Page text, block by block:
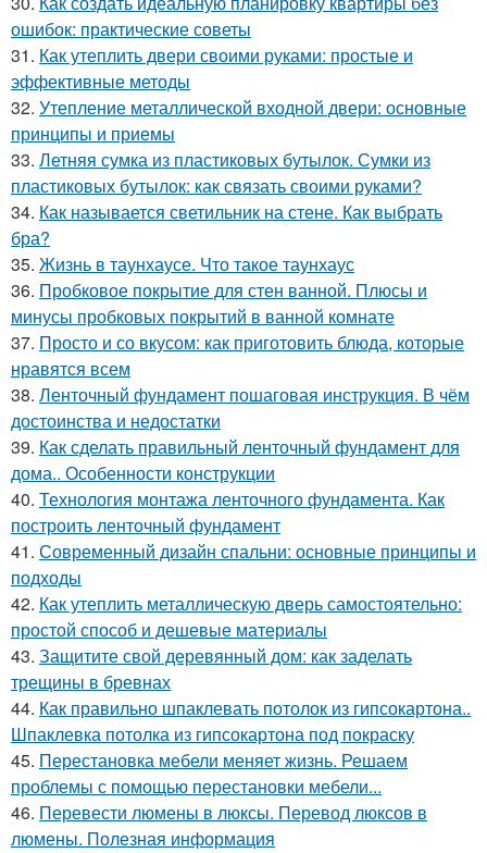
ошибок: практические советы
31. Как утеплить двери своими руками: простые и
эффективные методы
32. Утепление металлической входной двери: основные
принципы и приемы
33. Летняя сумка из пластиковых бутылок. Сумки из
пластиковых бутылок: как связать своими руками?
34. Как называется светильник на стене. Как выбрать
бра?
35. Жизнь в таунхаусе. Что такое таунхаус
36. Пробковое покрытие для стен ванной. Плюсы и
минусы пробковых покрытий в ванной комнате
37. Просто и со вкусом: как приготовить блюда, которые
нравятся всем
38. Ленточный фундамент пошаговая инструкция. В чём
достоинства и недостатки
39. Как сделать правильный ленточный фундамент для
дома.. Особенности конструкции
40. Технология монтажа ленточного фундамента. Как
построить ленточный фундамент
41. Современный дизайн спальни: основные принципы и
подходы
42. Как утеплить металлическую дверь самостоятельно:
простой способ и дешевые материалы
43. Защитите свой деревянный дом: как заделать
трещины в бревнах
44. Как правильно шпаклевать потолок из гипсокартона..
Шпаклевка потолка из гипсокартона под покраску
45. Перестановка мебели меняет жизнь. Решаем
проблемы с помощью перестановки мебели...
46. Перевести люмены в люксы. Перевод люксов в
люмены. Полезная информация